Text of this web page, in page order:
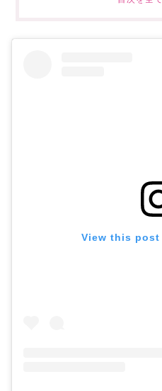
あなたにオススメの記事
View this post